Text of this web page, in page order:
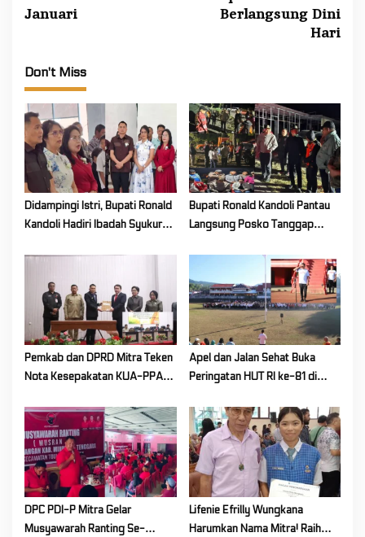
n
i
g
a
t
i
o
n
Januari
Berlangsung Dini
Hari
Don't Miss
Didampingi Istri, Bupati Ronald
Kandoli Hadiri Ibadah Syukur
Tombatu Tiga
Bupati Ronald Kandoli Pantau
Langsung Posko Tanggap
Pemkab dan DPRD Mitra Teken
Nota Kesepakatan KUA-PPAS
Apel dan Jalan Sehat Buka
Peringatan HUT RI ke-81 di
Persatuan dan Kesatuan
DPC PDI-P Mitra Gelar
Musyawarah Ranting Se-
Lifenie Efrilly Wungkana
Harumkan Nama Mitra! Raih